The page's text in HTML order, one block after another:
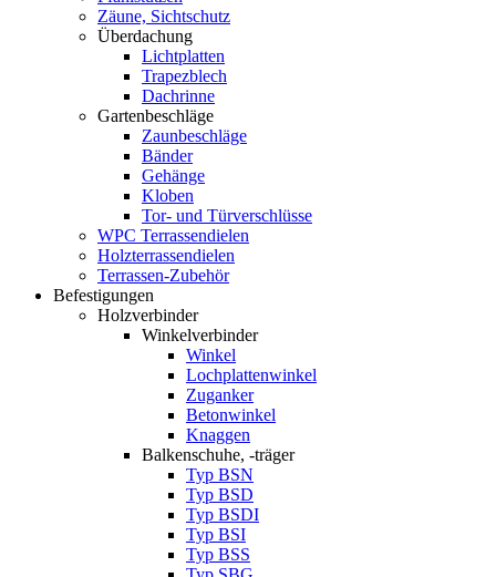
Zäune, Sichtschutz
Überdachung
Lichtplatten
Trapezblech
Dachrinne
Gartenbeschläge
Zaunbeschläge
Bänder
Gehänge
Kloben
Tor- und Türverschlüsse
WPC Terrassendielen
Holzterrassendielen
Terrassen-Zubehör
Befestigungen
Holzverbinder
Winkelverbinder
Winkel
Lochplattenwinkel
Zuganker
Betonwinkel
Knaggen
Balkenschuhe, -träger
Typ BSN
Typ BSD
Typ BSDI
Typ BSI
Typ BSS